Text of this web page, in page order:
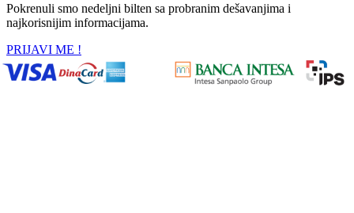
Pokrenuli smo nedeljni bilten sa probranim dešavanjima i
najkorisnijim informacijama.
PRIJAVI ME !